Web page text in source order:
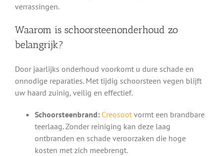
verrassingen.
Waarom is schoorsteenonderhoud zo
belangrijk?
Door jaarlijks onderhoud voorkomt u dure schade en
onnodige reparaties. Met tijdig schoorsteen vegen blijft
uw haard zuinig, veilig en effectief.
Schoorsteenbrand: Creosootvormt een brandbare
teerlaag. Zonder reiniging kan deze laag
ontbranden en schade veroorzaken die hoge
kosten met zich meebrengt.